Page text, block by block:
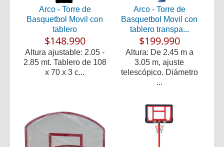
Arco - Torre de
Basquetbol Movil con
tablero
$148.990
Altura ajustable: 2.05 -
2.85 mt. Tablero de 108
x 70 x 3 c...
Arco - Torre de
Basquetbol Movil con
tablero transpa...
$199.990
Altura: De 2.45 m a
3.05 m, ajuste
telescópico. Diámetro
...